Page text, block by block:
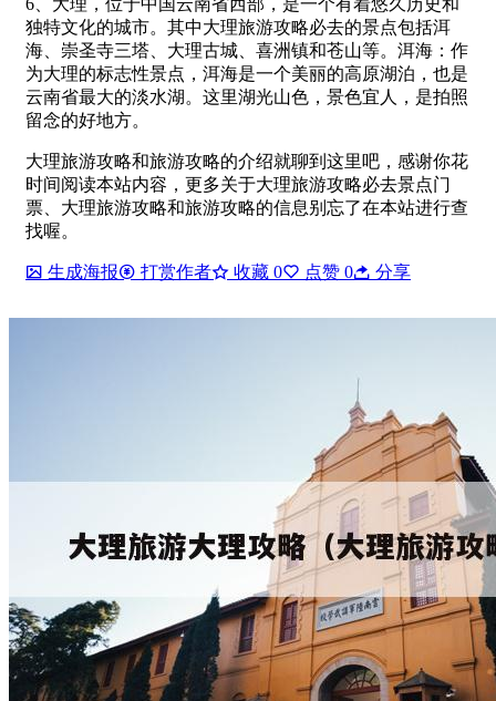
6、大理，位于中国云南省西部，是一个有着悠久历史和
独特文化的城市。其中大理旅游攻略必去的景点包括洱
海、崇圣寺三塔、大理古城、喜洲镇和苍山等。洱海：作
为大理的标志性景点，洱海是一个美丽的高原湖泊，也是
云南省最大的淡水湖。这里湖光山色，景色宜人，是拍照
留念的好地方。
大理旅游攻略和旅游攻略的介绍就聊到这里吧，感谢你花
时间阅读本站内容，更多关于大理旅游攻略必去景点门
票、大理旅游攻略和旅游攻略的信息别忘了在本站进行查
找喔。
生成海报 打赏作者 收藏 0 点赞 0 分享